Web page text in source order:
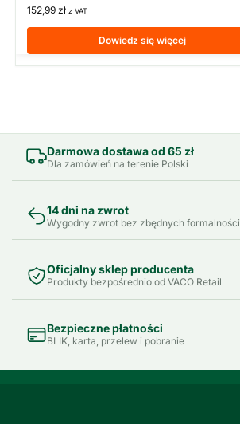
152,99 zł z VAT
Dowiedz się więcej
Darmowa dostawa od 65 zł
Dla zamówień na terenie Polski
14 dni na zwrot
Wygodny zwrot bez zbędnych formalności
Oficjalny sklep producenta
Produkty bezpośrednio od VACO Retail
Bezpieczne płatności
BLIK, karta, przelew i pobranie